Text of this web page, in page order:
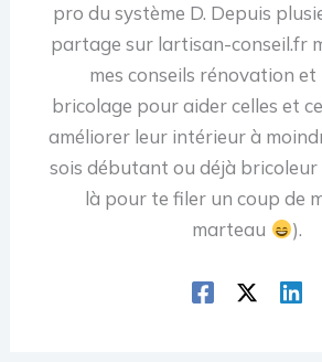
pro du système D. Depuis
partage sur lartisan-conseil.fr
mes conseils rénovation
bricolage pour aider celles et
améliorer leur intérieur à
sois débutant ou déjà bricoleur
là pour te filer un coup de
marteau
).